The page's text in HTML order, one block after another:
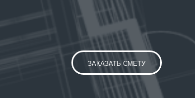
ЗАКАЗАТЬ СМЕТУ